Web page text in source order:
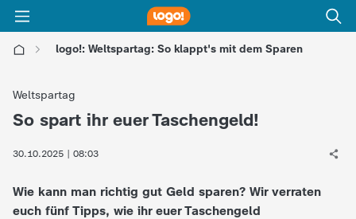
logo!: Weltspartag: So klappt's mit dem Sparen
o
g
o
Weltspartag
:
So spart ihr euer Taschengeld!
30.10.2025 | 08:03
Wie kann man richtig gut Geld sparen? Wir verraten
euch fünf Tipps, wie ihr euer Taschengeld